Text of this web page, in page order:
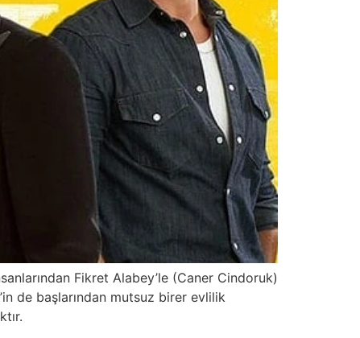
Fikret Alabey’le (Caner Cindoruk)
de başlarından mutsuz birer evlilik